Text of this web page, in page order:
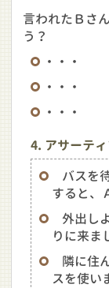
言われたＢさ
う？
・・・
・・・
・・・
4. アサーテ
バスを
すると、
外出し
りに来ま
隣に住
スを使い